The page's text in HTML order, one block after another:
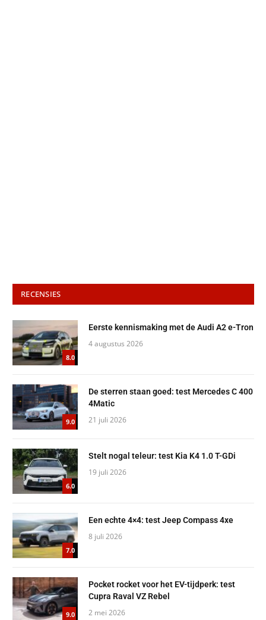
RECENSIES
8.0
Eerste kennismaking met de Audi A2 e-Tron
4 augustus 2026
9.0
De sterren staan goed: test Mercedes C 400
4Matic
21 juli 2026
6.0
Stelt nogal teleur: test Kia K4 1.0 T-GDi
19 juli 2026
7.0
Een echte 4×4: test Jeep Compass 4xe
8 juli 2026
9.0
Pocket rocket voor het EV-tijdperk: test
Cupra Raval VZ Rebel
2 mei 2026